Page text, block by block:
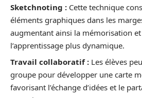
Sketchnoting : Cette technique
éléments graphiques dans les
augmentant ainsi la mémorisation
l’apprentissage plus dynamique.
Travail collaboratif : Les élèves
groupe pour développer une carte
favorisant l’échange d’idées et le